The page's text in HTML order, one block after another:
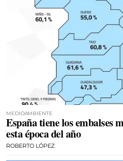
MEDIOAMBIENTE
España tiene los embalses
esta época del año
ROBERTO LÓPEZ